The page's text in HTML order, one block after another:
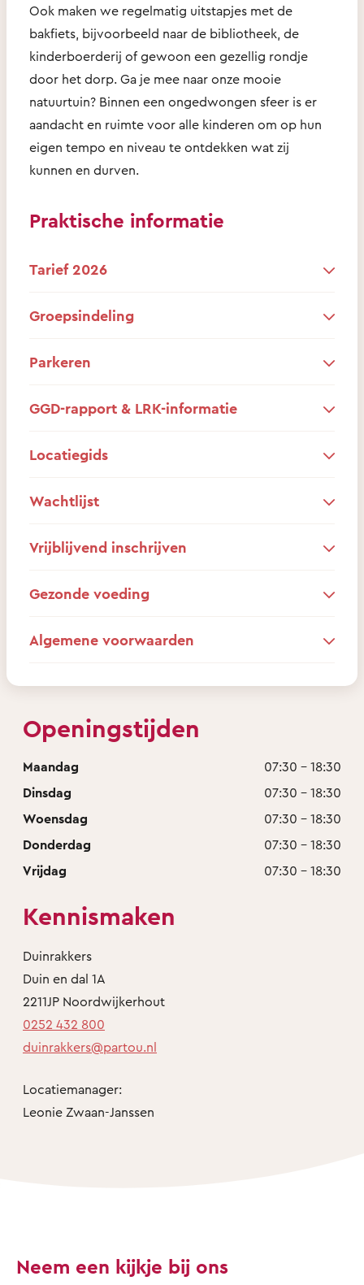
Ook maken we regelmatig uitstapjes met de
bakfiets, bijvoorbeeld naar de bibliotheek, de
kinderboerderij of gewoon een gezellig rondje
door het dorp. Ga je mee naar onze mooie
natuurtuin? Binnen een ongedwongen sfeer is er
aandacht en ruimte voor alle kinderen om op hun
eigen tempo en niveau te ontdekken wat zij
kunnen en durven.
Praktische informatie
Tarief 2026
Groepsindeling
Parkeren
GGD-rapport & LRK-informatie
Locatiegids
Wachtlijst
Vrijblijvend inschrijven
Gezonde voeding
Algemene voorwaarden
Openingstijden
Maandag
07:30 - 18:30
Dinsdag
07:30 - 18:30
Woensdag
07:30 - 18:30
Donderdag
07:30 - 18:30
Vrijdag
07:30 - 18:30
Kennismaken
Duinrakkers
Duin en dal 1A
2211JP Noordwijkerhout
0252 432 800
duinrakkers@partou.nl
Locatiemanager:
Leonie Zwaan-Janssen
Neem een kijkje bij ons